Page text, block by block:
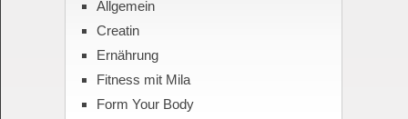
Allgemein
Creatin
Ernährung
Fitness mit Mila
Form Your Body